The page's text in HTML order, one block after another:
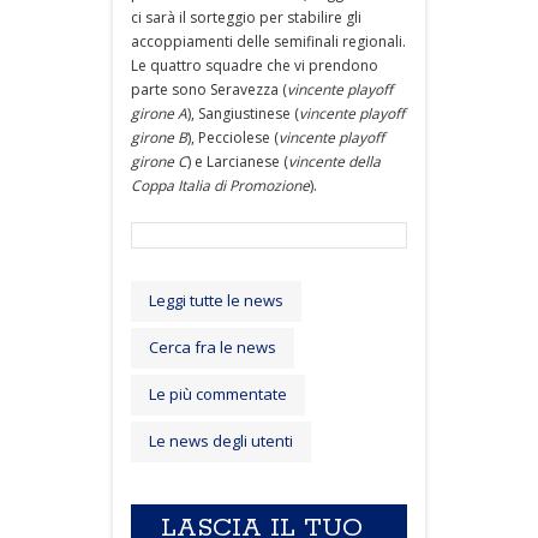
ci sarà il sorteggio per stabilire gli
accoppiamenti delle semifinali regionali.
Le quattro squadre che vi prendono
parte sono Seravezza (vincente playoff
girone A), Sangiustinese (vincente playoff
girone B), Pecciolese (vincente playoff
girone C) e Larcianese (vincente della
Coppa Italia di Promozione).
Leggi tutte le news
Cerca fra le news
Le più commentate
Le news degli utenti
LASCIA IL TUO